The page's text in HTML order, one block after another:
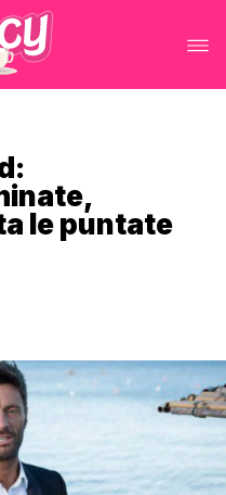
le puntate